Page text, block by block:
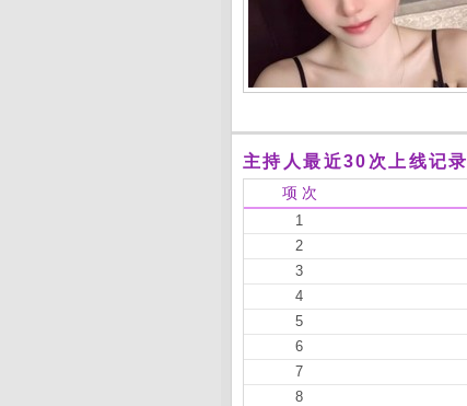
主持人最近30次上线记录
项 次
1
2
3
4
5
6
7
8